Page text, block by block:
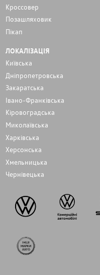
Кроссовер
Позашляховик
Пікап
ЛОКАЛІЗАЦІЯ
Київська
Дніпропетровська
Закаратська
Івано-Франківська
Кіровоградська
Миколаївська
Харківська
Херсонська
Хмельницька
Чернівецька